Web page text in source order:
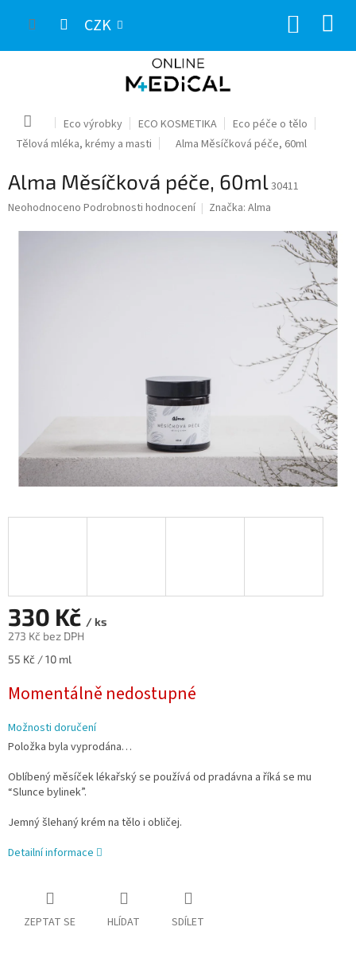
CZK
Domů Eco výrobky ECO KOSMETIKA
Eco péče o tělo
Tělová mléka, krémy a masti
Alma Měsíčková péče, 60ml
Alma Měsíčková péče, 60ml30411
Průměrné
Neohodnoceno Podrobnosti hodnocení Značka: Alma
330 Kč / ks
273 Kč bez DPH
Měrná
55 Kč / 10 ml
Momentálně nedostupné
Možnosti doručení
Položka byla vyprodána…
Oblíbený měsíček lékařský se používá od pradávna a říká se mu
“Slunce bylinek”.
Jemný šlehaný krém na tělo i obličej.
Detailní informace
ZEPTAT SE HLÍDAT SDÍLET